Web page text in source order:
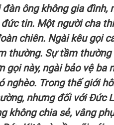
đàn ông không gia đình,
tin. Một người cha
chiên. Ngài kêu gọi
thường. Sự tầm
gọi này, ngài bảo vệ
nghèo. Trong thế giới
nhưng đối với Đức
không chia sẻ, vâng